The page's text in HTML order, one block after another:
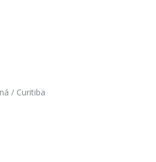
/ Curitiba